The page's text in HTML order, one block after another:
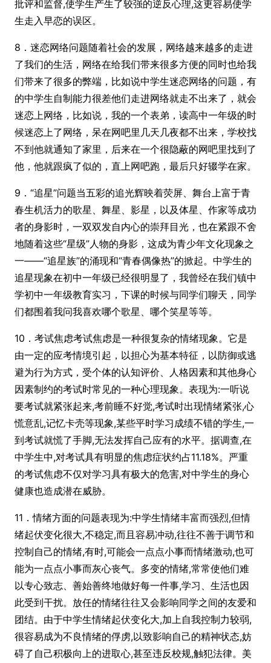
批评和监督,使学生产生了较强的逆反心理,这更容易使学
生走入早恋的误区。
8．迷恋网络问题随着社会的发展，网络越来越多的走进
了我们的生活，网络在给我们带来很多方便的同时也给我
们带来了很多的弊端，比如说中学生迷恋网络的问题，有
的中学生自制能力很差他们走进网络就走不出来了，就会
迷恋上网络，比如说，我的一个表弟，读高中一年级的时
候迷恋上了网络，呆在网吧里几天几夜都不出来，学校找
不到他就通知了家里，后来在一个很隐蔽的网吧里找到了
他，他就跟疯了似的，直上网吧跑，最后只好辍学在家。
9．“追星”问题当五彩的追光辉映着荧屏、舞台上富于青
春生机活力的歌星、舞星、影星，以及体星、作家等成功
者的身影时，一双双发自内心的崇拜目光，也在紧跟不舍
地随着这些“星级”人物的身影，这成为青少年文化现象之
一——“追星族”的涌现和“青春偶像热”的掀起。中学生的
追星现象在初中一年级已经很明显了，我曾经在我们镇中
学初中一年级教育实习，下课的时候与同学们聊天，同学
们都围着我问我喜欢哪个歌星、哪个笑星等等。
10．考试焦虑考试焦虑是一种很复杂的情绪现象。它是
由一定的应考情境引起，以担心为基本特征，以防御或逃
避为行为方式，受个体的认知评价、人格因素和其他身心
因素制约的考试时常见的一种心理现象。表现为:一听说
要考试就紧张起来,考前睡不好觉,考试时出现情绪紧张,心
慌意乱,记忆卡壳等现象,某些平时学习成绩不错的学生,一
到考试就慌了手脚,无法发挥自己应有的水平。据调查,在
中学生中,对考试具有明显的焦虑症状约占11.18%。严重
的考试焦虑不仅对学习具有极大的危害,对中学生的身心
健康也造成潜在威胁。
11．情绪方面的问题表现为:中学生情绪丰富而强烈,但情
绪起伏变化很大,不稳定,而且容易冲动,往往不善于调节和
控制自己的情绪,有时,可能会一点点小事而情绪激动,也可
能为一点点小事而灰心丧气。多变的情绪,常常使他们难
以专心致志、善始善终地做好每一件事,学习、生活也因
此受到干扰。放任的情绪往往又会影响同学之间的友爱和
团结。由于中学生情绪起伏变化大,加上自我控制力较弱,
很容易成为不良情绪的俘虏,以致影响自己的精神状态,妨
碍了自己积极向上的进取心,甚至违反校规,触犯法律。美